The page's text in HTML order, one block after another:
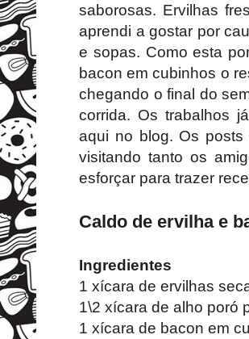
saborosas. Ervilhas
aprendi a gostar por
e sopas. Como esta
bacon em cubinhos o
chegando o final do
corrida. Os trabalhos
aqui no blog. Os
visitando tanto os
esforçar para trazer
Caldo de ervilha e
Ingredientes
1 xícara de ervilhas
1\2 xícara de alho poró
1 xícara de bacon em